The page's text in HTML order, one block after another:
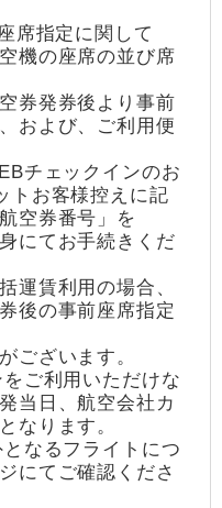
席指定に関して
機の座席の並び席
券発券後より事前
および、ご利用便
チェックインのお
トお客様控えに記
空券番号」を
にてお手続きくだ
運賃利用の場合、
後の事前座席指定
ございます。
ご利用いただけな
当日、航空会社カ
なります。
なるフライトにつ
にてご確認くださ